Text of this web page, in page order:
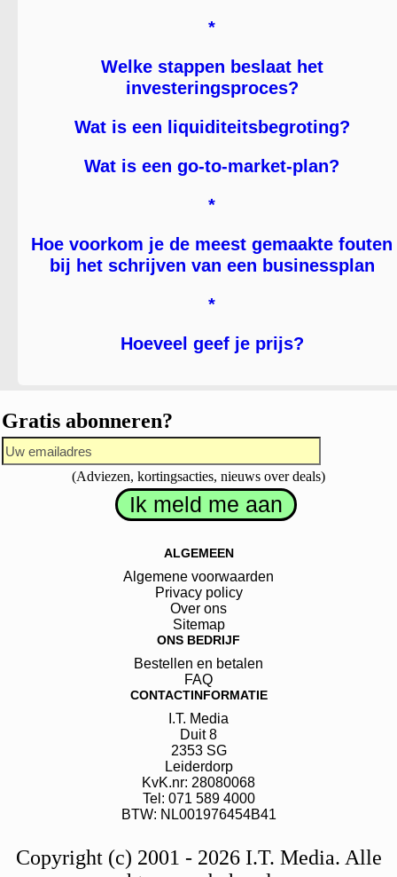
*
Welke stappen beslaat het
investeringsproces?
Wat is een liquiditeitsbegroting?
Wat is een go-to-market-plan?
*
Hoe voorkom je de meest gemaakte fouten
bij het schrijven van een businessplan
*
Hoeveel geef je prijs?
Gratis abonneren?
(Adviezen, kortingsacties, nieuws over deals)
ALGEMEEN
Algemene voorwaarden
Privacy policy
Over ons
Sitemap
ONS BEDRIJF
Bestellen en betalen
FAQ
CONTACTINFORMATIE
I.T. Media
Duit8
2353 SG
Leiderdorp
KvK.nr: 28080068
Tel: 071 589 4000
BTW: NL001976454B41
Copyright (c) 2001 - 2026 I.T. Media. Alle